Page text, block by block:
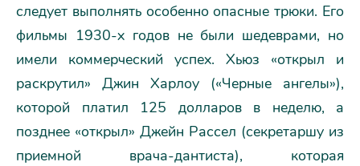
следует выполнять особенно опасные трюки. Его
фильмы 1930-х годов не были шедеврами, но
имели коммерческий успех. Хьюз «открыл и
раскрутил» Джин Харлоу («Черные ангелы»),
которой платил 125 долларов в неделю, а
позднее «открыл» Джейн Рассел (секретаршу из
приемной врача-дантиста), которая